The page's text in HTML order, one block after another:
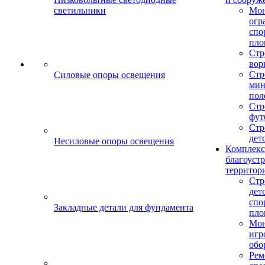
светильники
Силовые опоры освещения
Несиловые опоры освещения
Закладные детали для фундамента